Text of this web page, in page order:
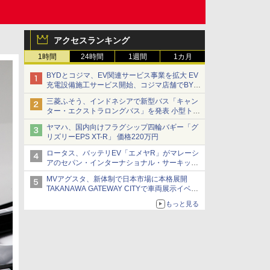
アクセスランキング
1時間 24時間 1週間 1カ月
BYDとコジマ、EV関連サービス事業を拡大 EV
充電設備施工サービス開始、コジマ店舗でBYD
車の展示・試乗イベントを強化
三菱ふそう、インドネシアで新型バス「キャン
ター・エクストラロングバス」を発表 小型トラ
ックベースの観光・旅客輸送向けバス
ヤマハ、国内向けフラグシップ四輪バギー「グ
リズリーEPS XT-R」 価格220万円
ロータス、バッテリEV「エメヤR」がマレーシ
アのセパン・インターナショナル・サーキット
のBEV最速タイムを樹立
MVアグスタ、新体制で日本市場に本格展開
TAKANAWA GATEWAY CITYで車両展示イベン
もっと見る